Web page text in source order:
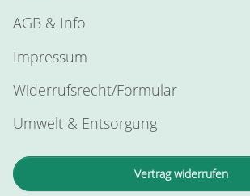
AGB & Info
Impressum
Widerrufsrecht/Formular
Umwelt & Entsorgung
Vertrag widerrufen